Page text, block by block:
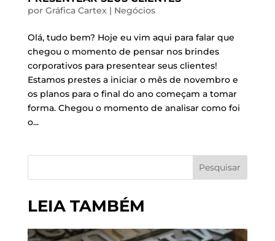
por Gráfica Cartex| Negócios
Olá, tudo bem? Hoje eu vim aqui para falar que
chegou o momento de pensar nos brindes
corporativos para presentear seus clientes!
Estamos prestes a iniciar o mês de novembro e
os planos para o final do ano começam a tomar
forma. Chegou o momento de analisar como foi
o...
Pesquisar
LEIA TAMBÉM